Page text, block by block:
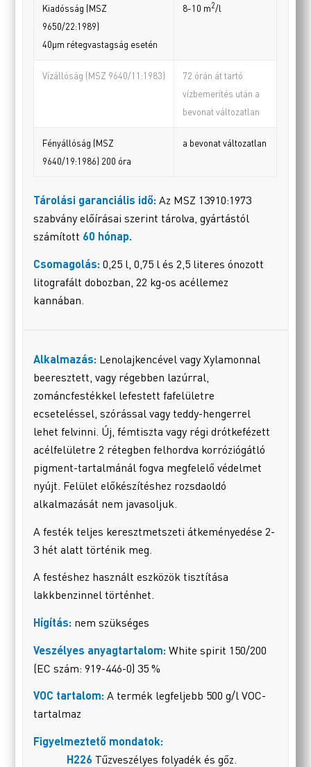
Kiadósság (MSZ
9650/22:1989)
40µm rétegvastagság esetén
8-10 m2/l
Vízállóság (MSZ 9640/11:1983)
72 órán át tartó
vízbemerítés után a
bevonat változatlan
Fényállóság (MSZ
9640/19:1986) 200 óra
a bevonat változatlan
Tárolási garanciális idő:Az MSZ 13910:1973
szabvány előírásai szerint tárolva, gyártástól
számított 60 hónap.
Csomagolás: 0,25 l, 0,75 l és 2,5 literes ónozott
litografált dobozban, 22 kg-os acéllemez
kannában.
Alkalmazás: Lenolajkencével vagy Xylamonnal
beeresztett, vagy régebben lazúrral,
zománcfestékkel lefestett fafelületre
ecseteléssel, szórással vagy teddy-hengerrel
lehet felvinni. Új, fémtiszta vagy régi drótkefézett
acélfelületre 2 rétegben felhordva korróziógátló
pigment-tartalmánál fogva megfelelő védelmet
nyújt. Felület előkészítéshez rozsdaoldó
alkalmazását nem javasoljuk.
A festék teljes keresztmetszeti átkeményedése 2-
3 hét alatt történik meg.
A festéshez használt eszközök tisztítása
lakkbenzinnel történhet.
Hígítás: nem szükséges
Veszélyes anyagtartalom: White spirit 150/200
(EC szám: 919-446-0) 35 %
VOC tartalom:A termék legfeljebb 500 g/l VOC-
tartalmaz
Figyelmeztető mondatok:
H226 Tűzveszélyes folyadék és gőz.